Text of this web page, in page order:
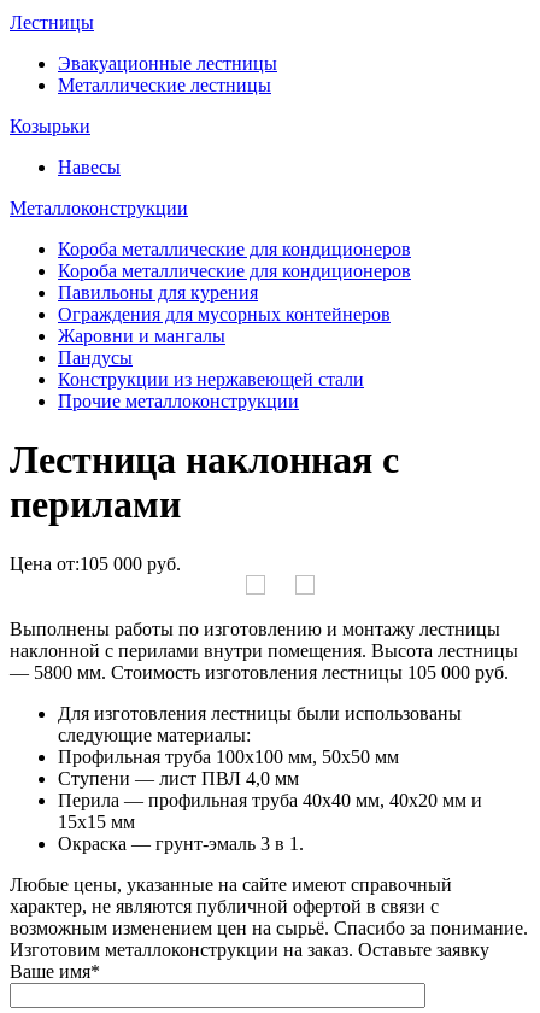
Лестницы
Эвакуационные лестницы
Металлические лестницы
Козырьки
Навесы
Металлоконструкции
Короба металлические для кондиционеров
Короба металлические для кондиционеров
Павильоны для курения
Ограждения для мусорных контейнеров
Жаровни и мангалы
Пандусы
Конструкции из нержавеющей стали
Прочие металлоконструкции
Лестница наклонная с
перилами
Цена от:105 000 руб.
Выполнены работы по изготовлению и монтажу лестницы
наклонной с перилами внутри помещения. Высота лестницы
— 5800 мм. Стоимость изготовления лестницы 105 000 руб.
Для изготовления лестницы были использованы
следующие материалы:
Профильная труба 100х100 мм, 50х50 мм
Ступени — лист ПВЛ 4,0 мм
Перила — профильная труба 40х40 мм, 40х20 мм и
15х15 мм
Окраска — грунт-эмаль 3 в 1.
Любые цены, указанные на сайте имеют справочный
характер, не являются публичной офертой в связи с
возможным изменением цен на сырьё. Спасибо за понимание.
Изготовим металлоконструкции на заказ. Оставьте заявку
Ваше имя*